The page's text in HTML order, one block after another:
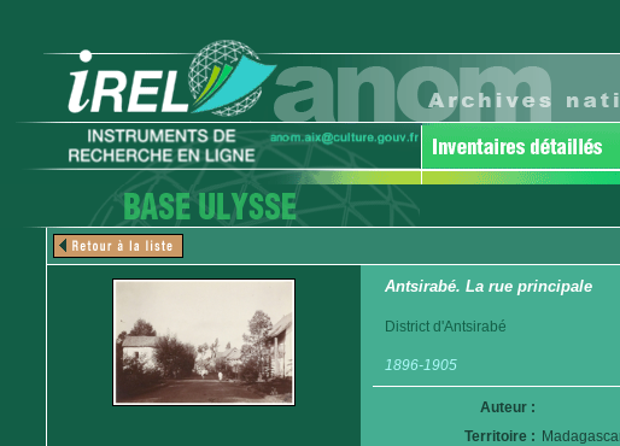
Antsirabé. La rue principale
District d'Antsirabé
1896-1905
Auteur :
Territoire :